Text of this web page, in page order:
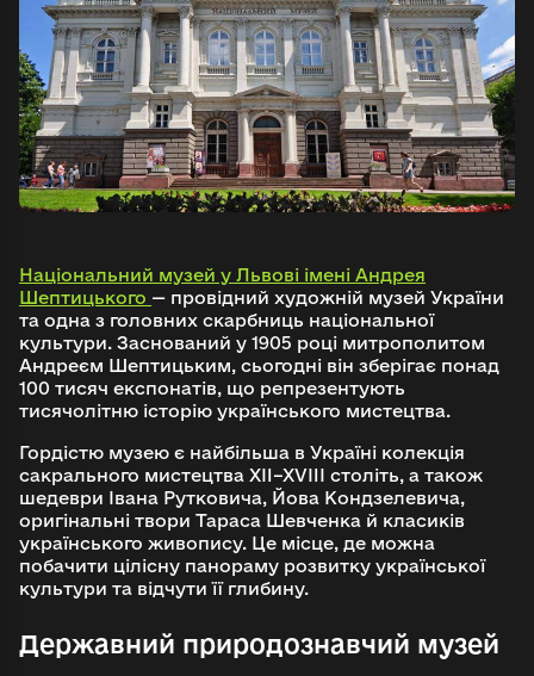
Національний музей у Львові імені Андрея
Шептицького — провідний художній музей України
та одна з головних скарбниць національної
культури. Заснований у 1905 році митрополитом
Андреєм Шептицьким, сьогодні він зберігає понад
100 тисяч експонатів, що репрезентують
тисячолітню історію українського мистецтва.
Гордістю музею є найбільша в Україні колекція
сакрального мистецтва XII–XVIII століть, а також
шедеври Івана Рутковича, Йова Кондзелевича,
оригінальні твори Тараса Шевченка й класиків
українського живопису. Це місце, де можна
побачити цілісну панораму розвитку української
культури та відчути її глибину.
Державний природознавчий музей